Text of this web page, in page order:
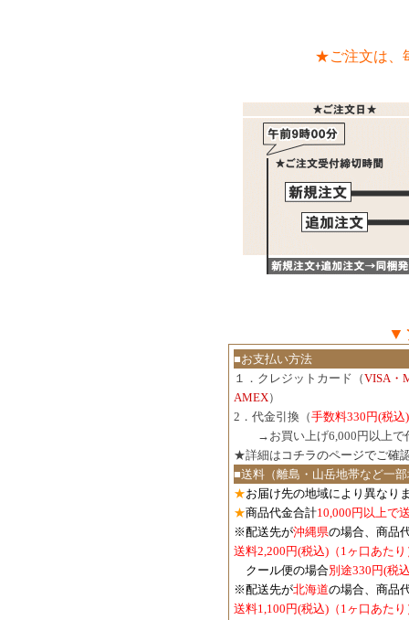
★ご注文は、
▼
■お支払い方法
１．クレジットカード（VISA・
AMEX）
2．代金引換（手数料330円(税込)
→お買い上げ6,000円以上で
★詳細は コチラのページでご確
■送料（離島・山岳地帯など一
★お届け先の地域により異なり
★商品代金合計10,000円以上で
※配送先が沖縄県の場合、商品
送料2,200円(税込)（1ヶ口あたり
クール便の場合別途330円(税
※配送先が北海道の場合、商品
送料1,100円(税込) （1ヶ口あた